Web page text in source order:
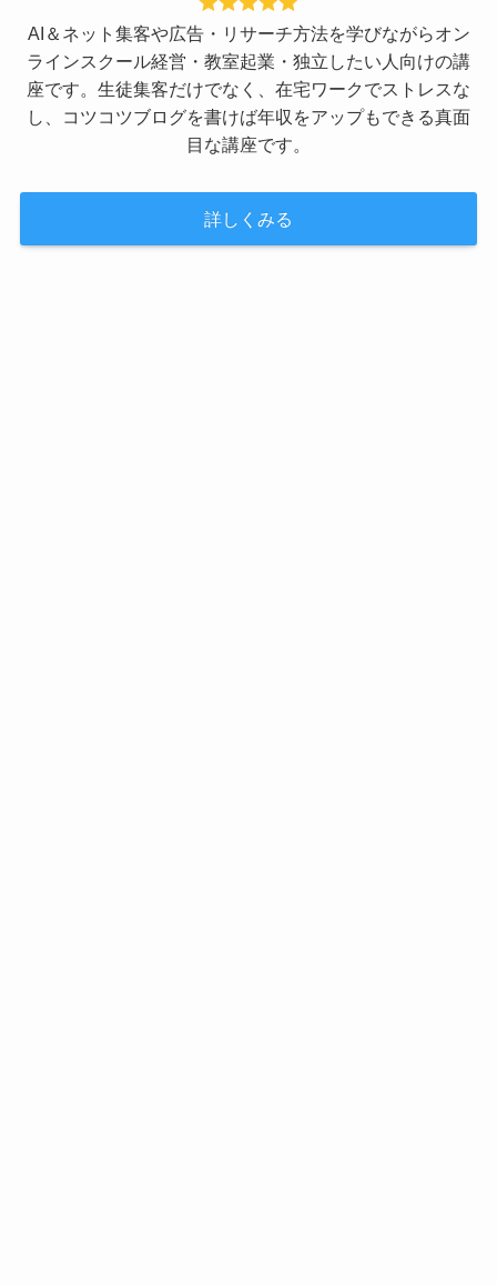
AI＆ネット集客や広告・リサーチ方法を学びながらオン
ラインスクール経営・教室起業・独立したい人向けの講
座です。生徒集客だけでなく、在宅ワークでストレスな
し、コツコツブログを書けば年収をアップもできる真面
目な講座です。
詳しくみる